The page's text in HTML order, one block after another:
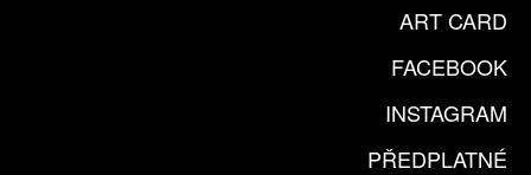
ART CARD
FACEBOOK
INSTAGRAM
PŘEDPLATNÉ